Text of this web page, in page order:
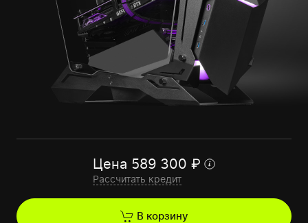
Цена 589 300 ₽
Рассчитать кредит
В корзину